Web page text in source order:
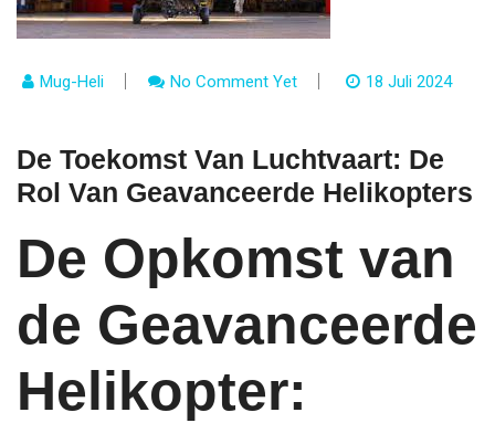
Mug-Heli No Comment Yet 18 Juli 2024
De Toekomst Van Luchtvaart: De
Rol Van Geavanceerde Helikopters
De Opkomst van
de Geavanceerde
Helikopter: